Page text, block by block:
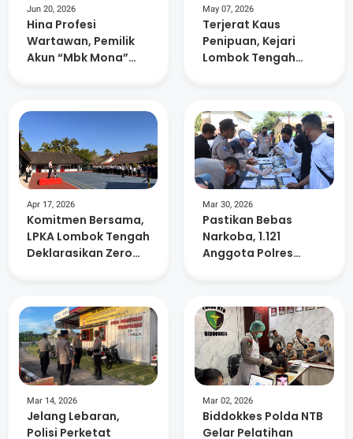
Jun 20, 2026
Hina Profesi
Wartawan, Pemilik
Akun “Mbk Mona”
May 07, 2026
Terjerat Kaus
Penipuan, Kejari
Lombok Tengah
Apr 17, 2026
Komitmen Bersama,
LPKA Lombok Tengah
Deklarasikan Zero
Mar 30, 2026
‎Pastikan Bebas
Narkoba, 1.121
Anggota Polres
Mar 14, 2026
Jelang Lebaran,
Polisi Perketat
Mar 02, 2026
Biddokkes Polda NTB
Gelar Pelatihan